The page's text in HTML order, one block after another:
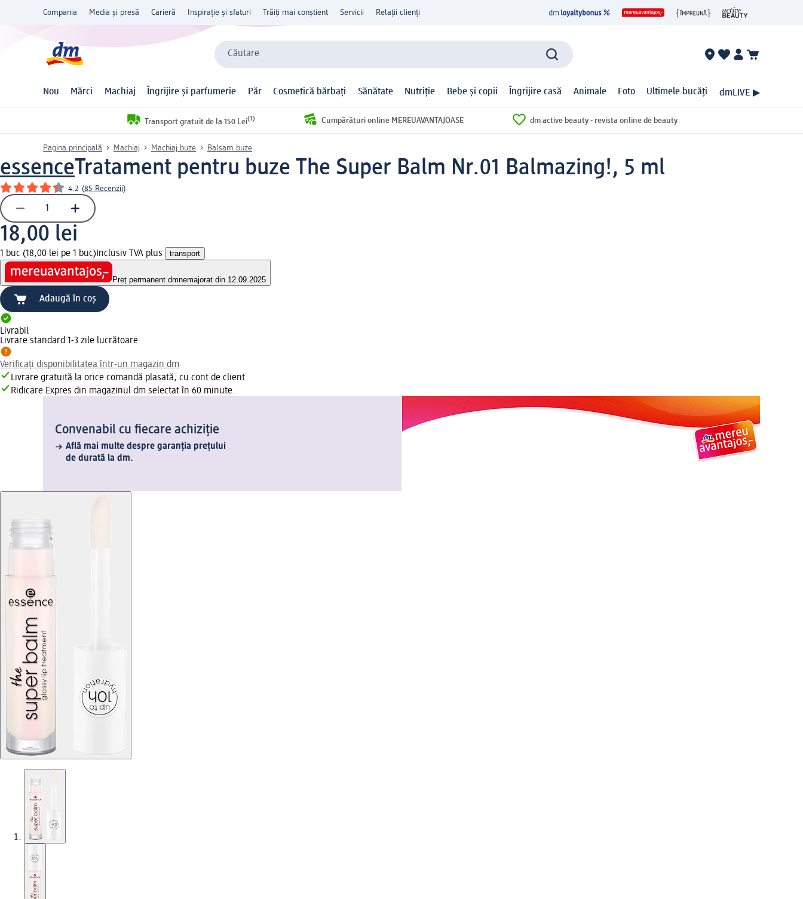
Compania Media și presă Carieră Inspirație și sfaturi Trăiți mai conștient Servicii Relații clienți
Căutare
Nou Mărci Machiaj Îngrijire și parfumerie Păr Cosmetică bărbați Sănătate Nutriție Bebe și copii Îngrijire casă Animale Foto Ultimele bucăți dmLIVE ▶
Transport gratuit de la 150 Lei(1) Cumpărături online MEREUAVANTAJOASE dm active beauty - revista online de beauty
Pagina principală Machiaj Machiaj buze Balsam buze
essenceTratament pentru buze The Super Balm Nr.01 Balmazing!, 5 ml
4.2 (85 Recenzii)
18,00 lei
1 buc (18,00 lei pe 1 buc) Inclusiv TVA plus transport
Preț permanent dmnemajorat din 12.09.2025
Adaugă în coș
Livrabil
Livrare standard 1-3 zile lucrătoare
Verificați disponibilitatea într-un magazin dm
Livrare gratuită la orice comandă plasată, cu cont de client
Ridicare Expres din magazinul dm selectat în 60 minute.
Convenabil cu fiecare achiziție
Află mai multe despre garanția prețului
de durată la dm.